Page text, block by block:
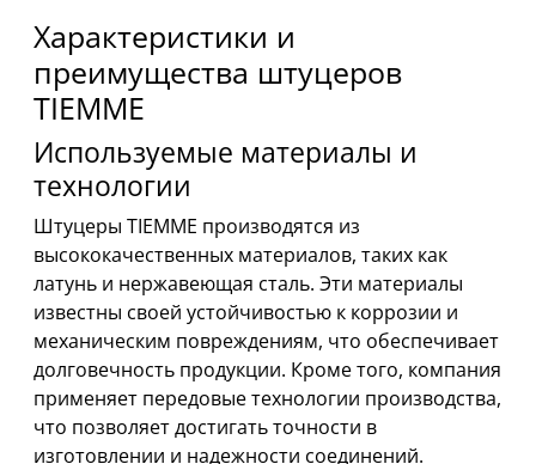
Характеристики и
преимущества штуцеров
TIEMME
Используемые материалы и
технологии
Штуцеры TIEMME производятся из
высококачественных материалов, таких как
латунь и нержавеющая сталь. Эти материалы
известны своей устойчивостью к коррозии и
механическим повреждениям, что обеспечивает
долговечность продукции. Кроме того, компания
применяет передовые технологии производства,
что позволяет достигать точности в
изготовлении и надежности соединений.